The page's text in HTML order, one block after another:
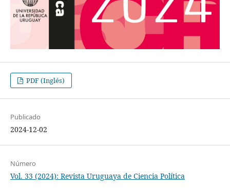
PDF (Inglés)
Publicado
2024-12-02
Número
Vol. 33 (2024): Revista Uruguaya de Ciencia Política